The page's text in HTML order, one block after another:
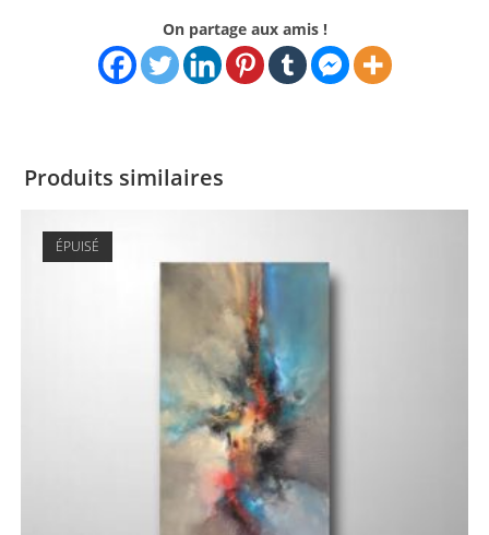
On partage aux amis !
Produits similaires
ÉPUISÉ